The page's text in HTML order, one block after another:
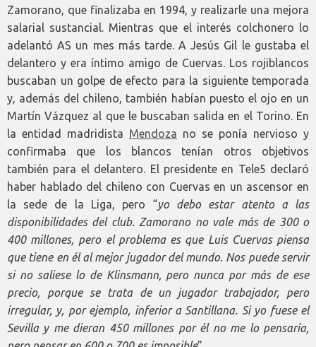
Zamorano, que finalizaba en 1994, y realizarle una mejora
salarial sustancial. Mientras que el interés colchonero lo
adelantó AS un mes más tarde. A Jesús Gil le gustaba el
delantero y era íntimo amigo de Cuervas. Los rojiblancos
buscaban un golpe de efecto para la siguiente temporada
y, además del chileno, también habían puesto el ojo en un
Martín Vázquez al que le buscaban salida en el Torino. En
la entidad madridista Mendoza no se ponía nervioso y
confirmaba que los blancos tenían otros objetivos
también para el delantero. El presidente en Tele5 declaró
haber hablado del chileno con Cuervas en un ascensor en
la sede de la Liga, pero “yo debo estar atento a las
disponibilidades del club. Zamorano no vale más de 300 o
400 millones, pero el problema es que Luis Cuervas piensa
que tiene en él al mejor jugador del mundo. Nos puede servir
si no saliese lo de Klinsmann, pero nunca por más de ese
precio, porque se trata de un jugador trabajador, pero
irregular, y, por ejemplo, inferior a Santillana. Si yo fuese el
Sevilla y me dieran 450 millones por él no me lo pensaría,